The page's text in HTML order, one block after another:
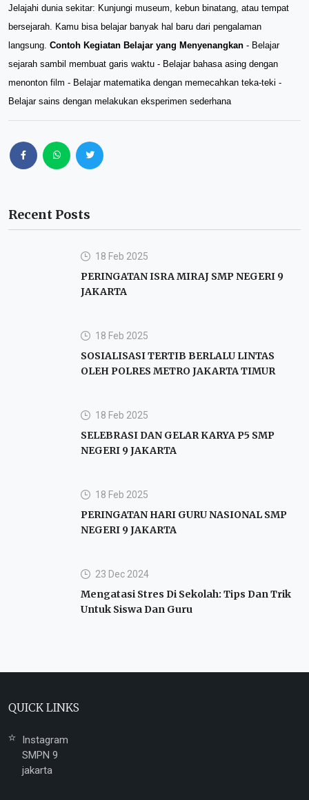
Jelajahi dunia sekitar: Kunjungi museum, kebun binatang, atau tempat
bersejarah. Kamu bisa belajar banyak hal baru dari pengalaman
langsung. Contoh Kegiatan Belajar yang Menyenangkan - Belajar
sejarah sambil membuat garis waktu - Belajar bahasa asing dengan
menonton film - Belajar matematika dengan memecahkan teka-teki -
Belajar sains dengan melakukan eksperimen sederhana
Recent Posts
18 Feb 2025
PERINGATAN ISRA MIRAJ SMP NEGERI 9
JAKARTA
18 Feb 2025
SOSIALISASI TERTIB BERLALU LINTAS
OLEH POLRES METRO JAKARTA TIMUR
18 Feb 2025
SELEBRASI DAN GELAR KARYA P5 SMP
NEGERI 9 JAKARTA
18 Feb 2025
PERINGATAN HARI GURU NASIONAL SMP
NEGERI 9 JAKARTA
23 Dec 2024
Mengatasi Stres Di Sekolah: Tips Dan Trik
Untuk Siswa Dan Guru
QUICK LINKS
Instagram
SMPN 9
jakarta